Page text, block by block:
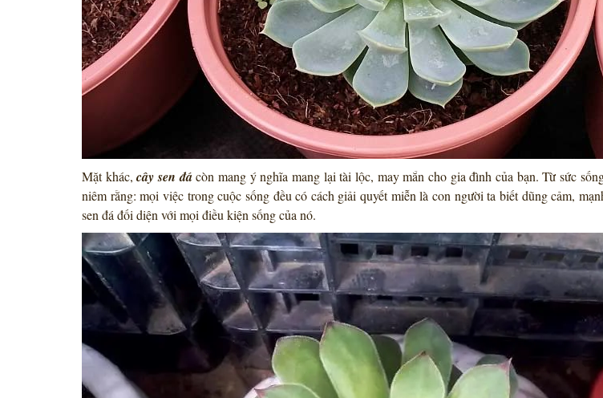
Mặt khác,cây sen đácòn mang ý nghĩa mang lại tài lộc, may mắn cho gia đình của bạn. Từ sức
niêm rằng: mọi việc trong cuộc sống đều có cách giải quyết miễn là con người ta biết dũng cảm,
sen đá đối diện với mọi điều kiện sống của nó.